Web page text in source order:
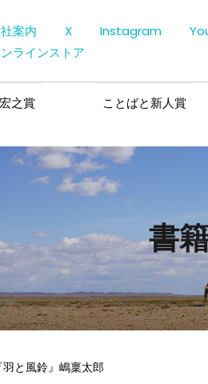
案内 X Instagram
ラインストア
之賞 ことばと新人賞
書
羽と風鈴』嶋稟太郎